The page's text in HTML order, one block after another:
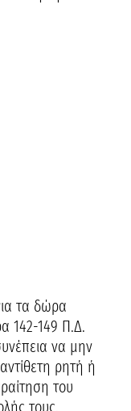
τα δώρα
142-149 Π.Δ.
να μην
ρητή ή
του
τους.